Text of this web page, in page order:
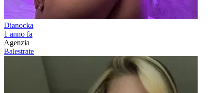
Dianocka
1 anno fa
Agenzia
Balestrate